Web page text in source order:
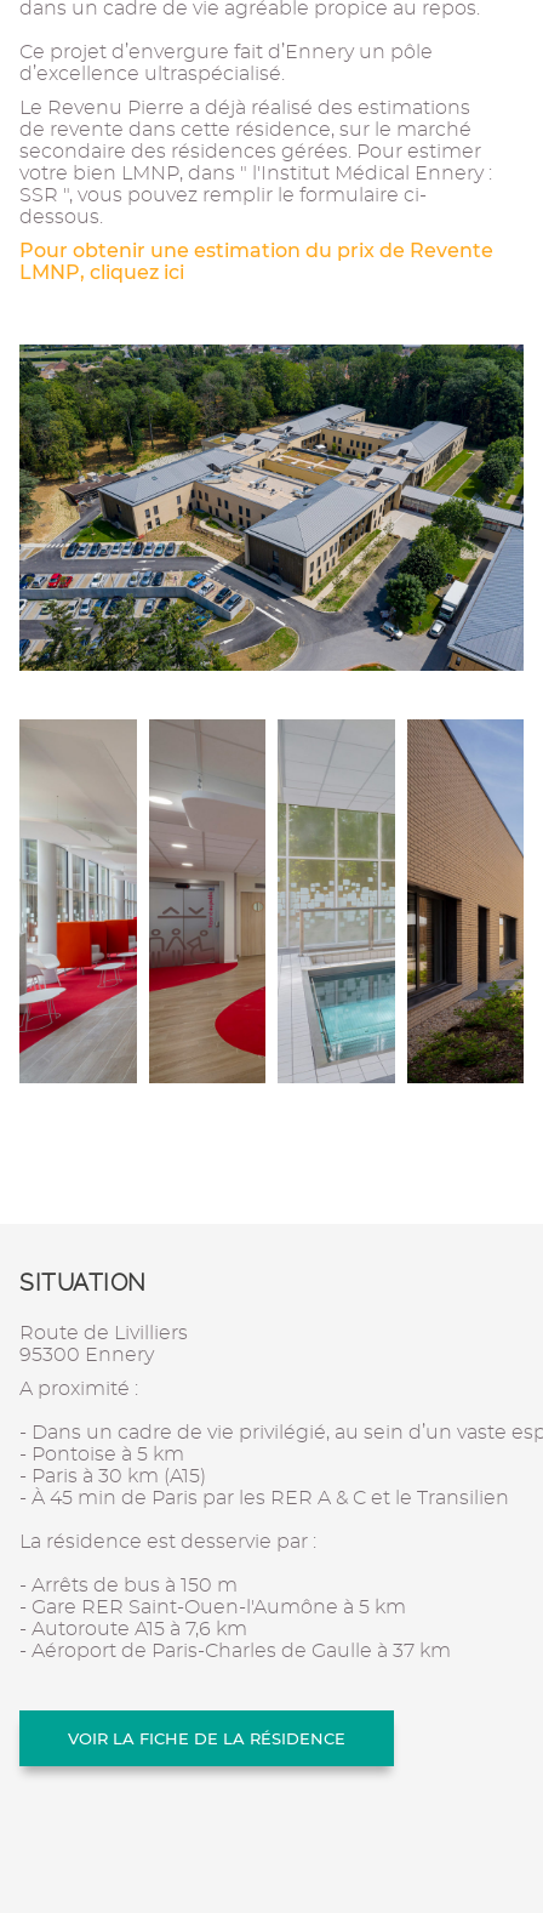
dans un cadre de vie agréable propice au repos.
Ce projet d’envergure fait d’Ennery un pôle
d’excellence ultraspécialisé.
Le Revenu Pierre a déjà réalisé des estimations
de revente dans cette résidence, sur le marché
secondaire des résidences gérées. Pour estimer
votre bien LMNP, dans " l'Institut Médical Ennery :
SSR ", vous pouvez remplir le formulaire ci-
dessous.
Pour obtenir une estimation du prix de Revente
LMNP, cliquez ici
SITUATION
Route de Livilliers
95300 Ennery
A proximité :
- Dans un cadre de vie privilégié, au sein d’un vaste
- Pontoise à 5 km
- Paris à 30 km (A15)
- À 45 min de Paris par les RER A & C et le Transilien
La résidence est desservie par :
- Arrêts de bus à 150 m
- Gare RER Saint-Ouen-l'Aumône à 5 km
- Autoroute A15 à 7,6 km
- Aéroport de Paris-Charles de Gaulle à 37 km
VOIR LA FICHE DE LA RÉSIDENCE